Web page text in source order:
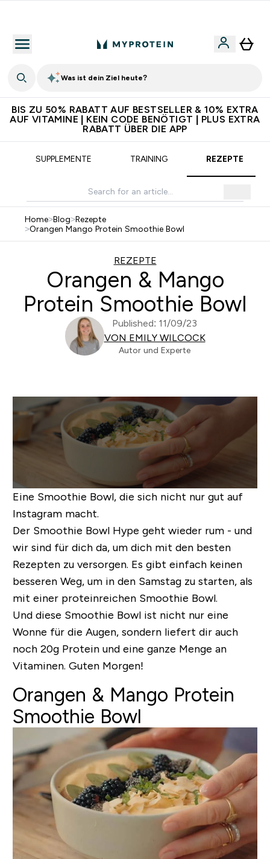
Was ist dein Ziel heute?
BIS ZU 50% RABATT AUF BESTSELLER & 10% EXTRA
AUF VITAMINE | KEIN CODE BENÖTIGT | PLUS EXTRA
RABATT ÜBER DIE APP
SUPPLEMENTE TRAINING REZEPTE
Home>Blog>Rezepte
>Orangen Mango Protein Smoothie Bowl
REZEPTE
Orangen & Mango
Protein Smoothie Bowl
Published: 11/09/23
VON EMILY WILCOCK
Autor und Experte
Eine Smoothie Bowl, die sich nicht nur gut auf
Instagram macht.
Der Smoothie Bowl Hype geht wieder rum - und
wir sind für dich da, um dich mit den besten
Rezepten zu versorgen. Es gibt einfach keinen
besseren Weg, um in den Samstag zu starten, als
mit einer proteinreichen Smoothie Bowl.
Und diese Smoothie Bowl ist nicht nur eine
Wonne für die Augen, sondern liefert dir auch
noch 20g Protein und eine ganze Menge an
Vitaminen. Guten Morgen!
Orangen & Mango Protein
Smoothie Bowl